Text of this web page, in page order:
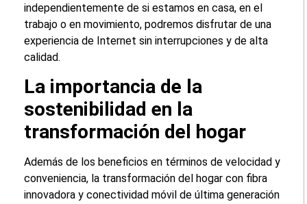
independientemente de si estamos en casa, en el
trabajo o en movimiento, podremos disfrutar de una
experiencia de Internet sin interrupciones y de alta
calidad.
La importancia de la
sostenibilidad en la
transformación del hogar
Además de los beneficios en términos de velocidad y
conveniencia, la transformación del hogar con fibra
innovadora y conectividad móvil de última generación